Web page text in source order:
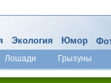
Лошади
Грызуны
Экология Юмор